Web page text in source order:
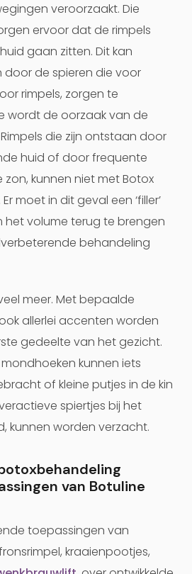
veroorzaakt. Die
ervoor dat de rimpels
gaan zitten. Dit kan
de spieren die voor
rimpels, zorgen te
wordt de oorzaak van de
die zijn ontstaan door
huid of door frequente
kunnen niet met Botox
moet in dit geval een ‘filler’
het volume terug te brengen
behandeling
meer. Met bepaalde
allerlei accenten worden
gedeelte van het gezicht.
kunnen iets
of kleine putjes in de kin
spiertjes bij het
kunnen worden verzacht.
van Botuline
toepassingen van
kraaienpootjes,